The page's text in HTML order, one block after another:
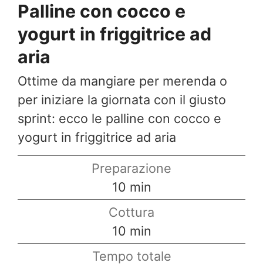
Palline con cocco e
yogurt in friggitrice ad
aria
Ottime da mangiare per merenda o
per iniziare la giornata con il giusto
sprint: ecco le palline con cocco e
yogurt in friggitrice ad aria
Preparazione
10minuti
min
Cottura
10minuti
min
Tempo totale